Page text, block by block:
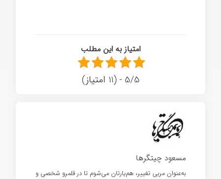
امتیاز به این مطلب
5/5 - (11 امتیاز)
مسعود چیتگرها
به‌عنوان مربی تغییر، هم‌یارتان می‌شوم تا در قلمرو شخصی و